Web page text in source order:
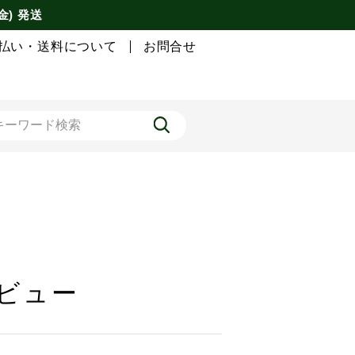
) 発送
い・送料について お問合せ
ュー